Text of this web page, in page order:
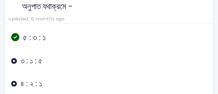
অনুপাত যথাক্রমে -
Updated: 6 months ago
৫ : ৩ : ১
৩ : ১ : ৫
৪ : ২ : ১